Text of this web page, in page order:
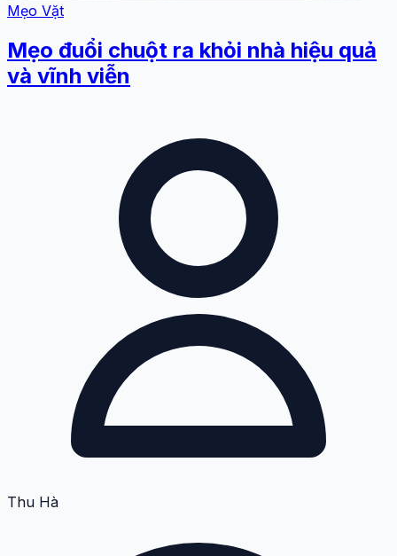
Mẹo Vặt
Mẹo đuổi chuột ra khỏi nhà hiệu quả
và vĩnh viễn
Thu Hà